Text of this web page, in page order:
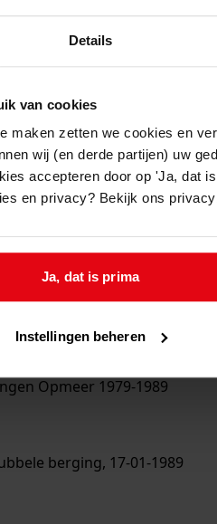
Details
van cookies
maken zetten we cookies en
wij (en derde partijen) uw
accepteren door op 'Ja, dat
en privacy? Bekijk ons
Ja, dat is prima
Instellingen beheren
Opmeer 1979-1989
berging, 17-01-1989